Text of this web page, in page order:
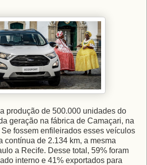
produção de 500.000 unidades do
geração na fábrica de Camaçari, na
fossem enfileirados esses veículos
contínua de 2.134 km, a mesma
a Recife. Desse total, 59% foram
interno e 41% exportados para